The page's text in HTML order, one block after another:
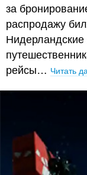
за
распродажу
рейсы… Читать